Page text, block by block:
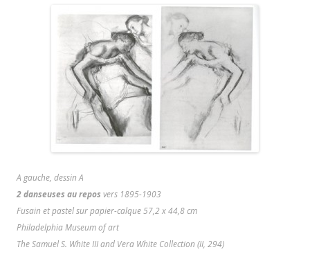
A gauche, dessin A
2 danseuses au repos vers 1895-1903
Fusain et pastel sur papier-calque 57,2 x 44,8 cm
Philadelphia Museum of art
The Samuel S. White III and Vera White Collection (II, 294)